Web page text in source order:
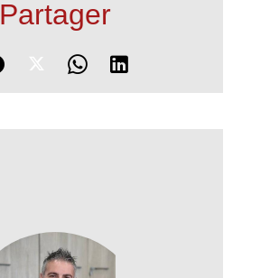
Partager